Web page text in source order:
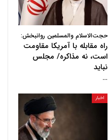
حجت‌الاسلام والمسلمین روانبخش:
راه مقابله با آمریکا مقاومت
است، نه مذاکره/ مجلس
نباید
…
اخبار